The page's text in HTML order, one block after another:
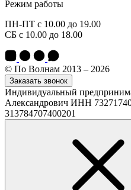
Режим работы
ПН-ПТ с 10.00 до 19.00
СБ с 10.00 до 18.00
© По Волнам 2013 – 2026
Заказать звонок
Индивидуальный
Александрович ИНН
313784707400201